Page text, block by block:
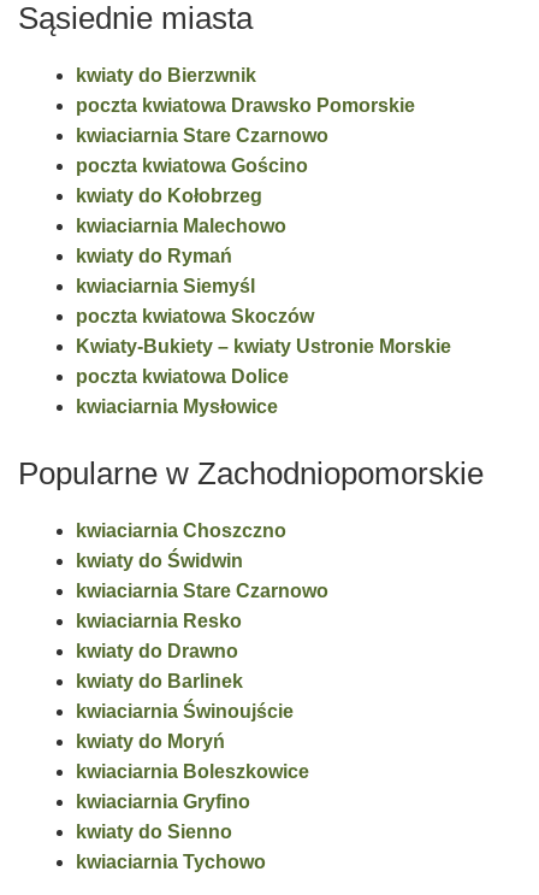
Sąsiednie miasta
kwiaty do Bierzwnik
poczta kwiatowa Drawsko Pomorskie
kwiaciarnia Stare Czarnowo
poczta kwiatowa Gościno
kwiaty do Kołobrzeg
kwiaciarnia Malechowo
kwiaty do Rymań
kwiaciarnia Siemyśl
poczta kwiatowa Skoczów
Kwiaty-Bukiety – kwiaty Ustronie Morskie
poczta kwiatowa Dolice
kwiaciarnia Mysłowice
Popularne w Zachodniopomorskie
kwiaciarnia Choszczno
kwiaty do Świdwin
kwiaciarnia Stare Czarnowo
kwiaciarnia Resko
kwiaty do Drawno
kwiaty do Barlinek
kwiaciarnia Świnoujście
kwiaty do Moryń
kwiaciarnia Boleszkowice
kwiaciarnia Gryfino
kwiaty do Sienno
kwiaciarnia Tychowo